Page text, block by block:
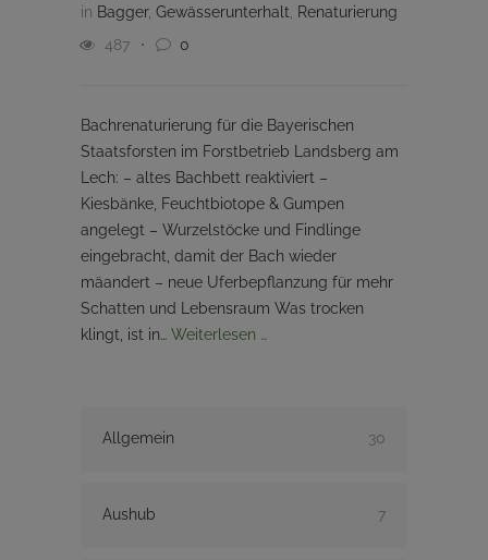
in Bagger, Gewässerunterhalt
Renaturierung
487
0
Bachrenaturierung für die Bayerischen
Staatsforsten im Forstbetrieb Landsberg am
Lech: – altes Bachbett reaktiviert –
Kiesbänke, Feuchtbiotope & Gumpen
angelegt – Wurzelstöcke und Findlinge
eingebracht, damit der Bach wieder
mäandert – neue Uferbepflanzung für mehr
Schatten und Lebensraum Was trocken
klingt, ist in… Weiterlesen …
Allgemein 30
Aushub 7